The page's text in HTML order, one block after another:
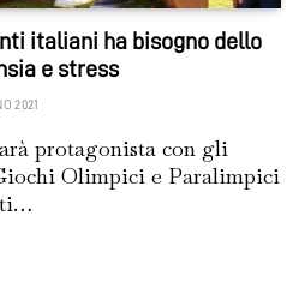
italiani ha bisogno dello
e stress
2021
protagonista con gli
Olimpici e Paralimpici